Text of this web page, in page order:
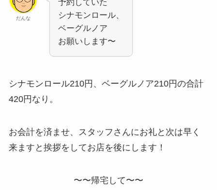
だんな
予約していた
シナモンロール、
ベーグルノア
お願いします〜
シナモンロール210円、ベーグルノア210円の合計
420円なり。
お会計を済ませ、スタッフさんにお礼と次は早く
来ますと挨拶をしてお店を後にします！
〜〜帰宅して〜〜